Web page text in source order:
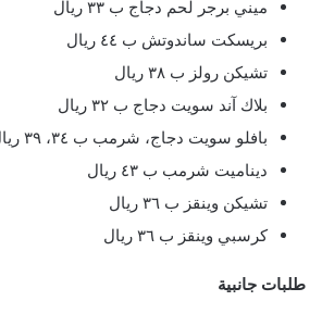
ميني برجر لحم دجاج ب ٣٣ ريال
بريسكت ساندوتش ب ٤٤ ريال
تشيكن رولز ب ٣٨ ريال
بلاك آند سويت دجاج ب ٣٢ ريال
بافلو سويت دجاج، شرمب ب ٣٤، ٣٩ ريال
ديناميت شرمب ب ٤٣ ريال
تشيكن وينقز ب ٣٦ ريال
كرسبي وينقز ب ٣٦ ريال
طلبات جانبية